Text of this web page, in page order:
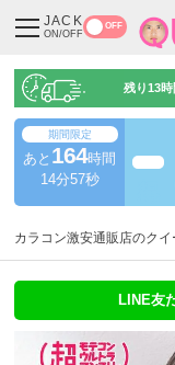
JACK
ON/OFF
OFF
残り13
期間限定
あと 164時間
14分56秒
カラコン激安通販店のク
LINE友